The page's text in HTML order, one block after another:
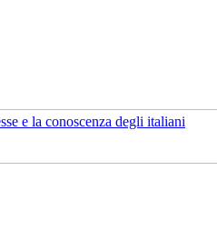
e la conoscenza degli italiani